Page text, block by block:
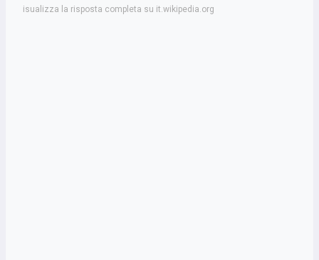
isualizza la risposta completa su it.wikipedia.org